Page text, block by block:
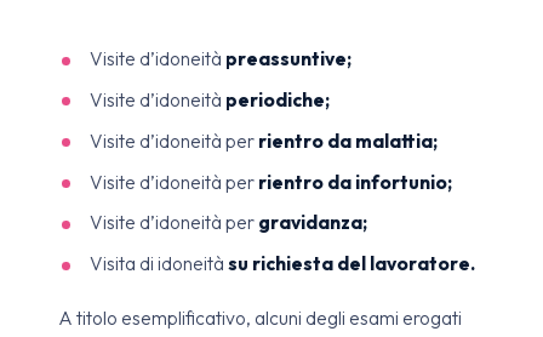
Visite d’idoneità preassuntive;
Visite d’idoneità periodiche;
Visite d’idoneità per rientro da malattia;
Visite d’idoneità perrientro da infortunio;
Visite d’idoneità per gravidanza;
Visita di idoneità su richiesta del lavoratore.
A titolo esemplificativo, alcuni degli esami erogati